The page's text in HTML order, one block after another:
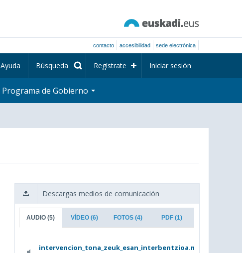
contacto accesibilidad sede electrónica
Ayuda Búsqueda Regístrate Iniciar sesión
Programa de Gobierno
Descargas medios de comunicación
AUDIO(5) VÍDEO(6) FOTOS (4) PDF (1)
intervencion_tona_zeuk_esan_interbentzioa.mp3